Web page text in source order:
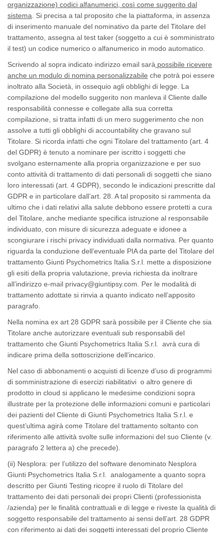
organizzazione) codici alfanumerici, così come suggerito dal
sistema . Si precisa a tal proposito che la piattaforma, in assenza
di inserimento manuale del nominativo da parte del Titolare del
trattamento, assegna al test taker (soggetto a cui è somministrato
il test) un codice numerico o alfanumerico in modo automatico.
Scrivendo al sopra indicato indirizzo email sarà possibile ricevere
anche un modulo di nomina personalizzabile che potrà poi essere
inoltrato alla Società, in ossequio agli obblighi di legge. La
compilazione del modello suggerito non manleva il Cliente dalle
responsabilità connesse e collegate alla sua corretta
compilazione, si tratta infatti di un mero suggerimento che non
assolve a tutti gli obblighi di accountability che gravano sul
Titolare. Si ricorda infatti che ogni Titolare del trattamento (art. 4
del GDPR) è tenuto a nominare per iscritto i soggetti che
svolgano esternamente alla propria organizzazione e per suo
conto attività di trattamento di dati personali di soggetti che siano
loro interessati (art. 4 GDPR), secondo le indicazioni prescritte dal
GDPR e in particolare dall’art. 28. A tal proposito si rammenta da
ultimo che i dati relativi alla salute debbono essere protetti a cura
del Titolare, anche mediante specifica istruzione al responsabile
individuato, con misure di sicurezza adeguate e idonee a
scongiurare i rischi privacy individuati dalla normativa. Per quanto
riguarda la conduzione dell’eventuale PIA da parte del Titolare del
trattamento Giunti Psychometrics Italia S.r.l. mette a disposizione
gli esiti della propria valutazione, previa richiesta da inoltrare
all’indirizzo e-mail privacy@giuntipsy.com. Per le modalità di
trattamento adottate si rinvia a quanto indicato nell’apposito
paragrafo.
Nella nomina ex art 28 GDPR sarà possibile per il Cliente che sia
Titolare anche autorizzare eventuali sub responsabili del
trattamento che Giunti Psychometrics Italia S.r.l. avrà cura di
indicare prima della sottoscrizione dell’incarico.
Nel caso di abbonamenti o acquisti di licenze d’uso di programmi
di somministrazione di esercizi riabilitativi o altro genere di
prodotto in cloud si applicano le medesime condizioni sopra
illustrate per la protezione delle informazioni comuni e particolari
dei pazienti del Cliente di Giunti Psychometrics Italia S.r.l. e
quest’ultima agirà come Titolare del trattamento soltanto con
riferimento alle attività svolte sulle informazioni del suo Cliente (v.
paragrafo 2 lettera a) che precede).
(ii) Nesplora: per l’utilizzo del software denominato Nesplora
Giunti Psychometrics Italia S.r.l. analogamente a quanto sopra
descritto per Giunti Testing ricopre il ruolo di Titolare del
trattamento dei dati personali dei propri Clienti (professionista
/azienda) per le finalità contrattuali e di legge e riveste la qualità di
soggetto responsabile del trattamento ai sensi dell’art. 28 GDPR
con riferimento ai dati dei soggetti interessati del proprio Cliente